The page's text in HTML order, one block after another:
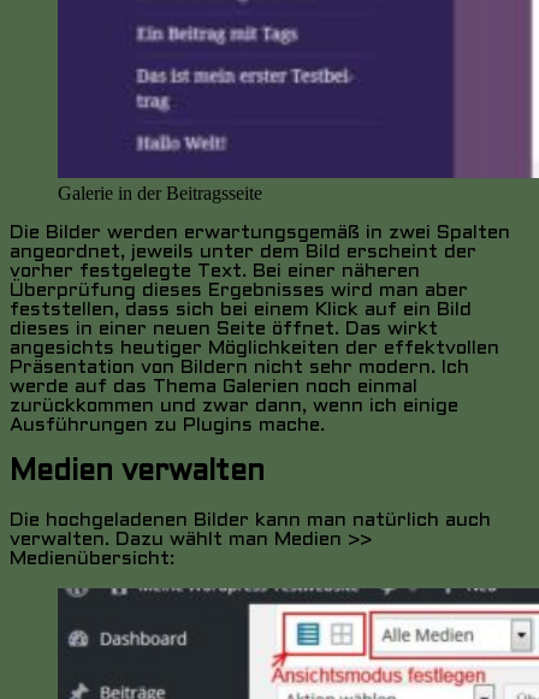
Galerie in der Beitragsseite
Die Bilder werden erwartungsgemäß in zwei Spalten
angeordnet, jeweils unter dem Bild erscheint der
vorher festgelegte Text. Bei einer näheren
Überprüfung dieses Ergebnisses wird man aber
feststellen, dass sich bei einem Klick auf ein Bild
dieses in einer neuen Seite öffnet. Das wirkt
angesichts heutiger Möglichkeiten der effektvollen
Präsentation von Bildern nicht sehr modern. Ich
werde auf das Thema Galerien noch einmal
zurückkommen und zwar dann, wenn ich einige
Ausführungen zu Plugins mache.
Medien verwalten
Die hochgeladenen Bilder kann man natürlich auch
verwalten. Dazu wählt man Medien >>
Medienübersicht: